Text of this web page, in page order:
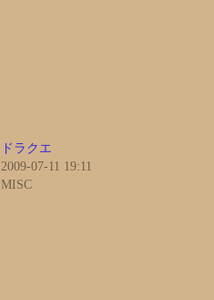
ドラクエ
2009-07-11 19:11
MISC